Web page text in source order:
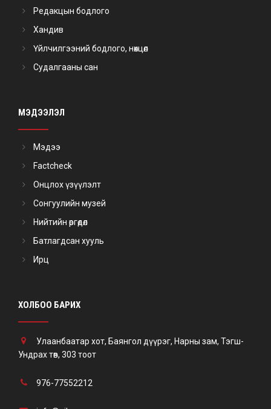
Редакцын бодлого
Хандив
Үйлчилгээний бодлого, нөхцөл
Судалгааны сан
МЭДЭЭЛЭЛ
Мэдээ
Factcheck
Онцлох үзүүлэлт
Сонгуулийн музей
Нийтийн өргөдөл
Батлагдсан хууль
Ирц
ХОЛБОО БАРИХ
Улаанбаатар хот, Баянгол дүүрэг, Нарны зам, Тэгш-
Ундрах төв, 303 тоот
976-77552212